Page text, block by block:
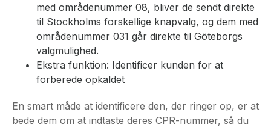
med områdenummer 08, bliver de sendt direkte
til Stockholms forskellige knapvalg, og dem med
områdenummer 031 går direkte til Göteborgs
valgmulighed.
Ekstra funktion: Identificer kunden for at
forberede opkaldet
En smart måde at identificere den, der ringer op, er at
bede dem om at indtaste deres CPR-nummer, så du